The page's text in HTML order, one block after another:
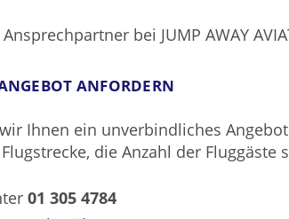
bei JUMP AWAY
ANFORDERN
Ihnen ein unverbindliches
die Anzahl der
01 305 4784